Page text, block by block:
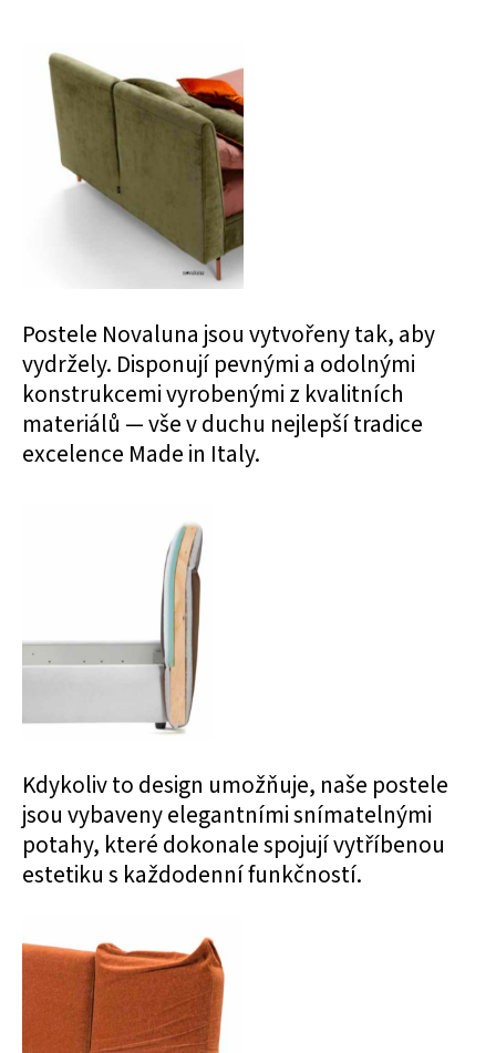
Postele Novaluna jsou vytvořeny tak, aby
vydržely. Disponují pevnými a odolnými
konstrukcemi vyrobenými z kvalitních
materiálů — vše v duchu nejlepší tradice
excelence Made in Italy.
Kdykoliv to design umožňuje, naše postele
jsou vybaveny elegantními snímatelnými
potahy, které dokonale spojují vytříbenou
estetiku s každodenní funkčností.